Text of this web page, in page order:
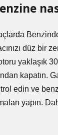
düz bir
yaklaşık
kapatın.
edin ve
yapın.